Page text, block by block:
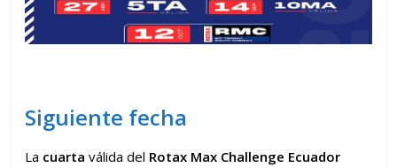
Siguiente fecha
La cuarta válida del Rotax Max Challenge Ecuador